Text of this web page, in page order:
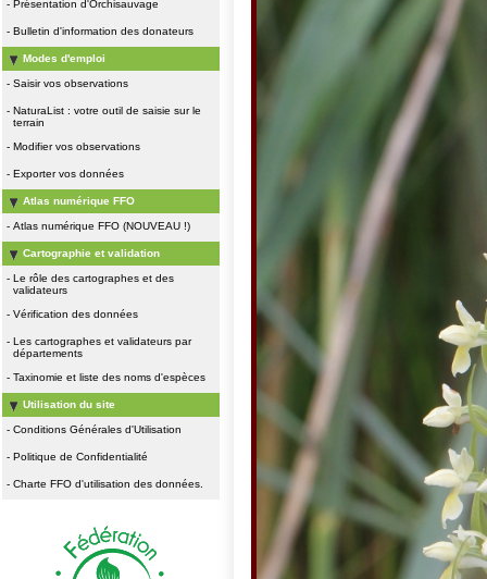
- Présentation d'Orchisauvage
- Bulletin d'information des donateurs
Modes d'emploi
- Saisir vos observations
- NaturaList : votre outil de saisie sur le
terrain
- Modifier vos observations
- Exporter vos données
Atlas numérique FFO
- Atlas numérique FFO (NOUVEAU !)
Cartographie et validation
- Le rôle des cartographes et des
validateurs
- Vérification des données
- Les cartographes et validateurs par
départements
- Taxinomie et liste des noms d'espèces
Utilisation du site
- Conditions Générales d'Utilisation
- Politique de Confidentialité
- Charte FFO d'utilisation des données.